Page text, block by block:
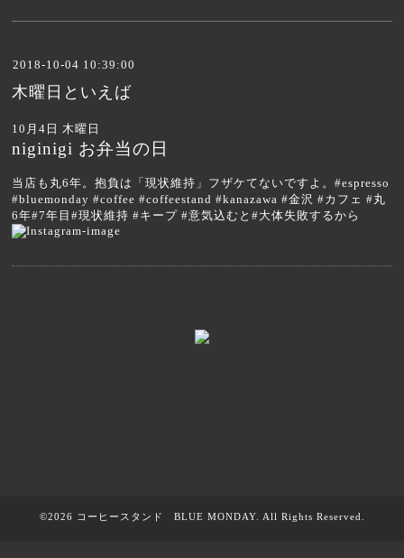
2018-10-04 10:39:00
木曜日といえば
10月4日 木曜日
niginigi お弁当の日
当店も丸6年。抱負は「現状維持」フザケてないですよ。#espresso
#bluemonday #coffee #coffeestand #kanazawa #金沢 #カフェ #丸
6年#7年目#現状維持 #キープ #意気込むと#大体失敗するから
©2026 コーヒースタンド BLUE MONDAY. All Rights Reserved.